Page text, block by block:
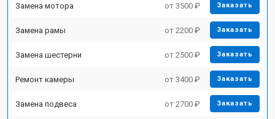
Замена мотора от 3500 ₽ Заказать
Замена рамы от 2200 ₽ Заказать
Замена шестерни от 2500 ₽ Заказать
Ремонт камеры от 3400 ₽ Заказать
Замена подвеса от 2700 ₽ Заказать